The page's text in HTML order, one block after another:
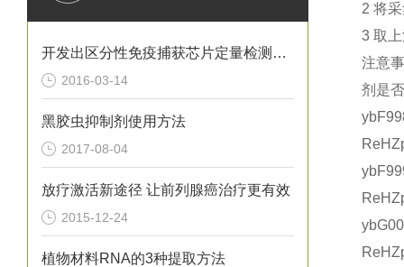
开发出区分性免疫捕获芯片定量检测白细胞
2016-03-14
黑胶虫抑制剂使用方法
2017-08-04
放疗激活新途径 让前列腺癌治疗更有效
2015-12-24
植物材料RNA的3种提取方法
2 将
3 取
注意
剂是